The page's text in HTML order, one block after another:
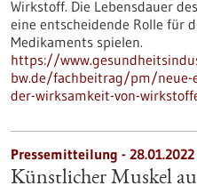
Wirkstoff. Die Lebensdauer
eine entscheidende Rolle für
Medikaments spielen.
https://
bw.de/fachbeitrag/pm/neue-
der-wirksamkeit-von-
Pressemitteilung - 28.01.2022
Künstlicher Muskel